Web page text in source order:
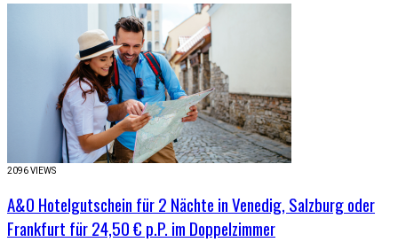
2096 VIEWS
A&O Hotelgutschein für 2 Nächte in Venedig, Salzburg oder
Frankfurt für 24,50 € p.P. im Doppelzimmer